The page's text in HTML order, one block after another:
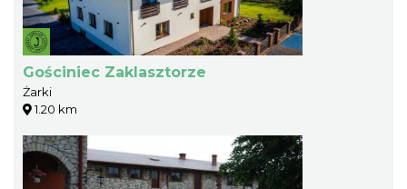
Gościniec Zaklasztorze
Żarki
1.20 km